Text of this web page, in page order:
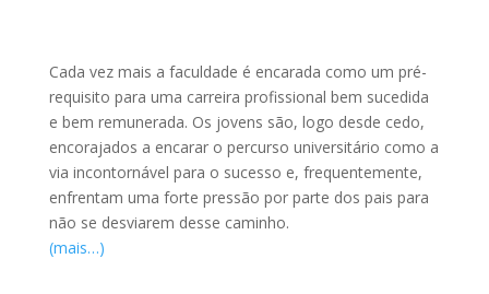
Cada vez mais a faculdade é encarada como um pré-
requisito para uma carreira profissional bem sucedida
e bem remunerada. Os jovens são, logo desde cedo,
encorajados a encarar o percurso universitário como a
via incontornável para o sucesso e, frequentemente,
enfrentam uma forte pressão por parte dos pais para
não se desviarem desse caminho.
(mais…)